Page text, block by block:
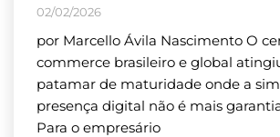
02/02/2026
por Marcello Ávila Nascimento O
commerce brasileiro e global
patamar de maturidade onde a
presença digital não é mais
Para o empresário